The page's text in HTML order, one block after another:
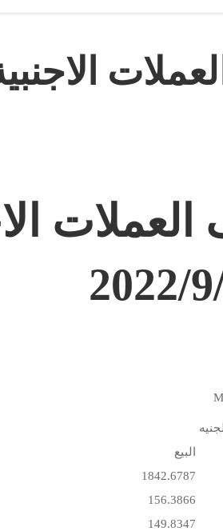
البيع
1842.6787
156.3866
149.8347